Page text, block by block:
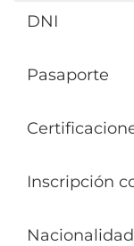
DNI
Pasaporte
Inscripción